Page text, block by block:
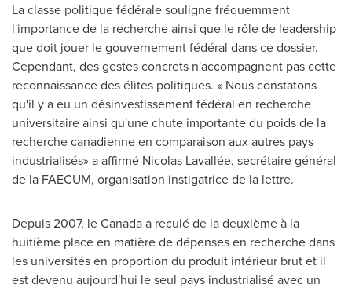
La classe politique fédérale souligne fréquemment
l'importance de la recherche ainsi que le rôle de leadership
que doit jouer le gouvernement fédéral dans ce dossier.
Cependant, des gestes concrets n'accompagnent pas cette
reconnaissance des élites politiques. « Nous constatons
qu'il y a eu un désinvestissement fédéral en recherche
universitaire ainsi qu'une chute importante du poids de la
recherche canadienne en comparaison aux autres pays
industrialisés» a affirmé Nicolas Lavallée, secrétaire général
de la FAECUM, organisation instigatrice de la lettre.
Depuis 2007, leCanadaa reculé de la deuxième à la
huitième place en matière de dépenses en recherche dans
les universités en proportion du produit intérieur brut et il
est devenu aujourd'hui le seul pays industrialisé avec un